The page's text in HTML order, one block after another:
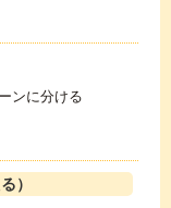
ンに分ける
）